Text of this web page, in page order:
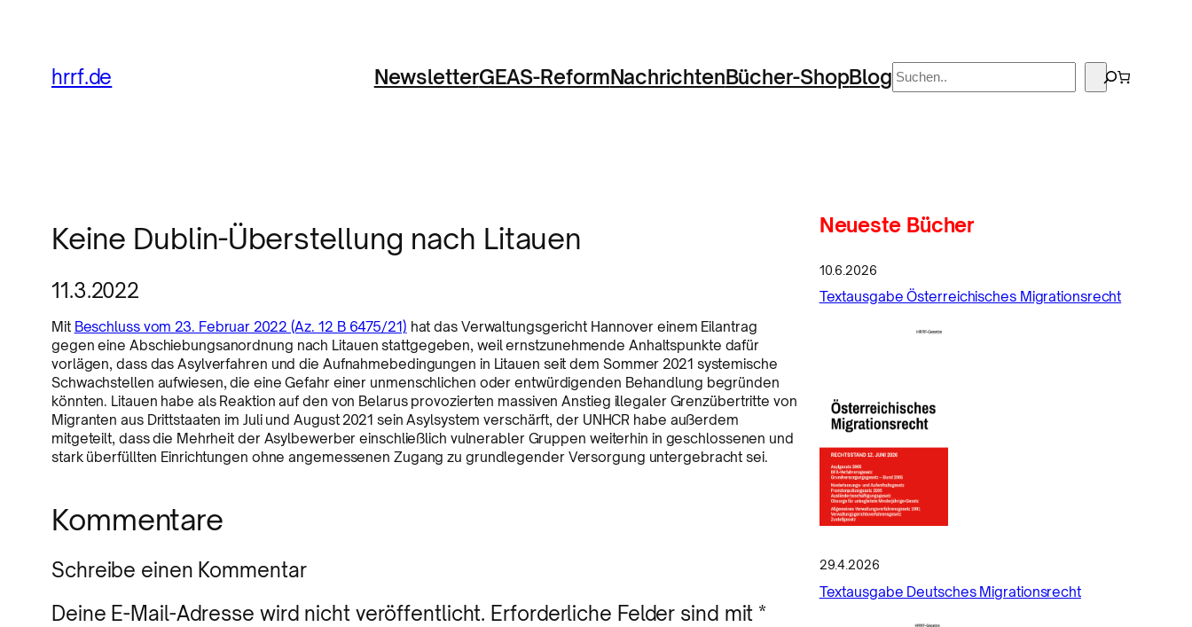
hrrf.de NewsletterGEAS-ReformNachrichtenBücher-ShopBlog Suchen
Keine Dublin-Überstellung nach Litauen
11.3.2022
Mit Beschluss vom 23. Februar 2022 (Az. 12 B 6475/21) hat das Verwaltungsgericht Hannover einem Eilantrag
gegen eine Abschiebungsanordnung nach Litauen stattgegeben, weil ernstzunehmende Anhaltspunkte dafür
vorlägen, dass das Asylverfahren und die Aufnahmebedingungen in Litauen seit dem Sommer 2021 systemische
Schwachstellen aufwiesen, die eine Gefahr einer unmenschlichen oder entwürdigenden Behandlung begründen
könnten. Litauen habe als Reaktion auf den von Belarus provozierten massiven Anstieg illegaler Grenzübertritte von
Migranten aus Drittstaaten im Juli und August 2021 sein Asylsystem verschärft, der UNHCR habe außerdem
mitgeteilt, dass die Mehrheit der Asylbewerber einschließlich vulnerabler Gruppen weiterhin in geschlossenen und
stark überfüllten Einrichtungen ohne angemessenen Zugang zu grundlegender Versorgung untergebracht sei.
Kommentare
Schreibe einen Kommentar
Deine E-Mail-Adresse wird nicht veröffentlicht. Erforderliche Felder sind mit *
Neueste Bücher
10.6.2026
Textausgabe Österreichisches Migrationsrecht
29.4.2026
Textausgabe Deutsches Migrationsrecht